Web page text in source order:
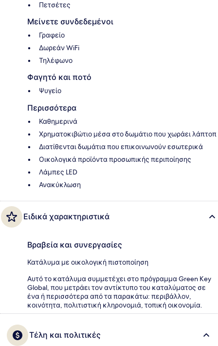
Πετσέτες
Μείνετε συνδεδεμένοι
Γραφείο
Δωρεάν WiFi
Τηλέφωνο
Φαγητό και ποτό
Ψυγείο
Περισσότερα
Καθημερινά
Χρηματοκιβώτιο μέσα στο δωμάτιο που χωράει λάπτοπ
Διατίθενται δωμάτια που επικοινωνούν εσωτερικά
Οικολογικά προϊόντα προσωπικής περιποίησης
Λάμπες LED
Ανακύκλωση
Ειδικά χαρακτηριστικά
Βραβεία και συνεργασίες
Κατάλυμα με οικολογική πιστοποίηση
Αυτό το κατάλυμα συμμετέχει στο πρόγραμμα Green Key
Global, που μετράει τον αντίκτυπο του καταλύματος σε
ένα ή περισσότερα από τα παρακάτω: περιβάλλον,
κοινότητα, πολιτιστική κληρονομιά, τοπική οικονομία.
Τέλη και πολιτικές